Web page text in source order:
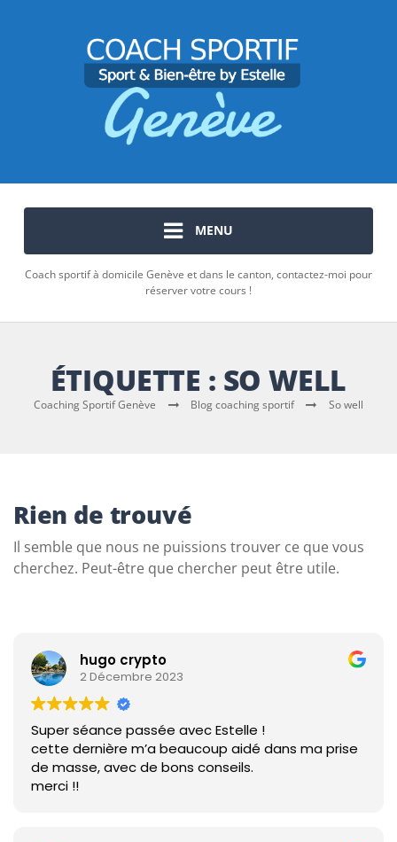
MENU
Coach sportif à domicile Genève et dans le canton, contactez-moi pour
réserver votre cours !
ÉTIQUETTE : SO WELL
Coaching Sportif Genève Blog coaching sportif So well
Rien de trouvé
Il semble que nous ne puissions trouver ce que vous
cherchez. Peut-être que chercher peut être utile.
hugo crypto
2 Décembre 2023
Super séance passée avec Estelle !
cette dernière m’a beaucoup aidé dans ma prise
de masse, avec de bons conseils.
merci !!